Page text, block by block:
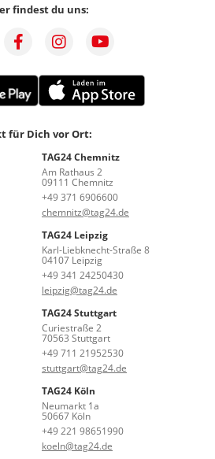
findest du uns:
für Dich vor Ort:
TAG24 Chemnitz
Am Rathaus 2
09111 Chemnitz
+49 371 6906600
chemnitz@tag24.de
TAG24 Leipzig
Karl-Liebknecht-Straße 8
04107 Leipzig
+49 341 24250430
leipzig@tag24.de
TAG24 Stuttgart
Curiestraße 2
70563 Stuttgart
+49 711 21952530
stuttgart@tag24.de
TAG24 Köln
Neumarkt 1a
50667 Köln
+49 221 98651990
koeln@tag24.de